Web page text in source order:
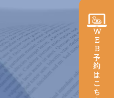
WEB予約
はこちら